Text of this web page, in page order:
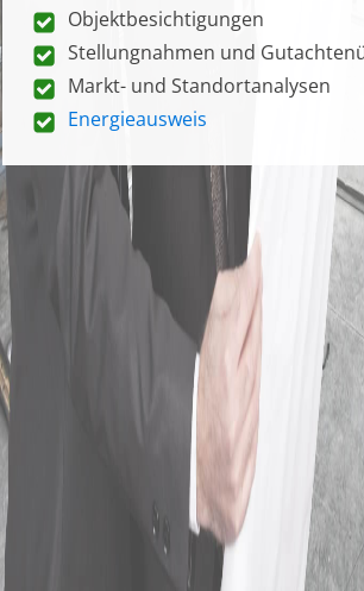
Objektbesichtigungen
Stellungnahmen und
Markt- und Standortanalysen
Energieausweis